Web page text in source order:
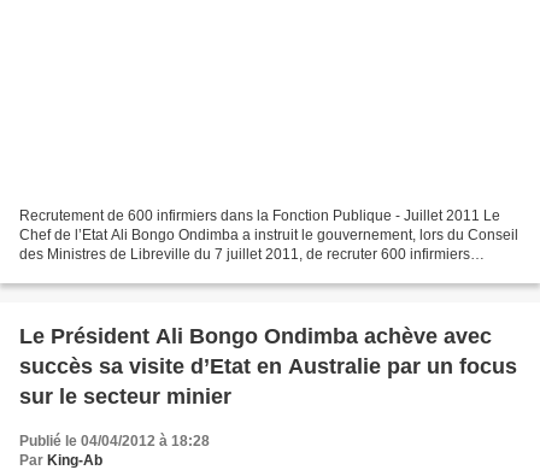
Recrutement de 600 infirmiers dans la Fonction Publique - Juillet 2011 Le
Chef de l’Etat Ali Bongo Ondimba a instruit le gouvernement, lors du Conseil
des Ministres de Libreville du 7 juillet 2011, de recruter 600 infirmiers
Le Président Ali Bongo Ondimba achève avec
succès sa visite d’Etat en Australie par un focus
sur le secteur minier
Publié le 04/04/2012 à 18:28
Par King-Ab